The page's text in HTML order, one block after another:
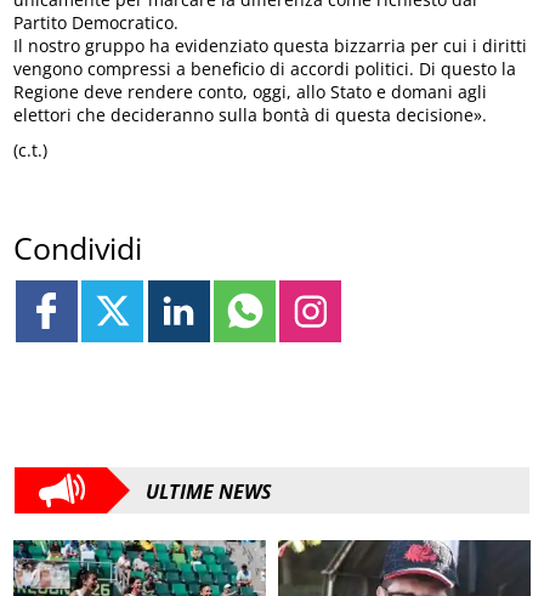
Partito Democratico.
Il nostro gruppo ha evidenziato questa bizzarria per cui i diritti
vengono compressi a beneficio di accordi politici. Di questo la
Regione deve rendere conto, oggi, allo Stato e domani agli
elettori che decideranno sulla bontà di questa decisione».
(c.t.)
Condividi
ULTIME NEWS